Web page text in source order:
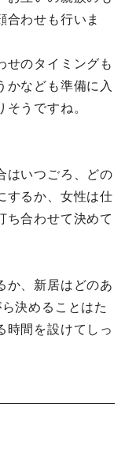
合わせも行いま
せのタイミングも
かなども準備に入
うですね。
はいつごろ、どの
するか、女性は仕
ち合わせて決めて
か、新居はどのあ
決めることはた
時間を設けてしっ